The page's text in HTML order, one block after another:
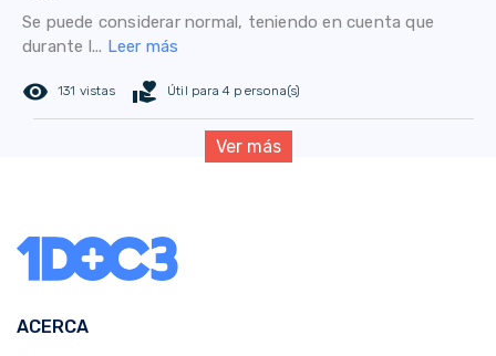
Se puede considerar normal, teniendo en cuenta que
durante l... Leer más
remove_red_eye 131 vistas volunteer_activism Útil para 4 persona(s)
Ver más
ACERCA